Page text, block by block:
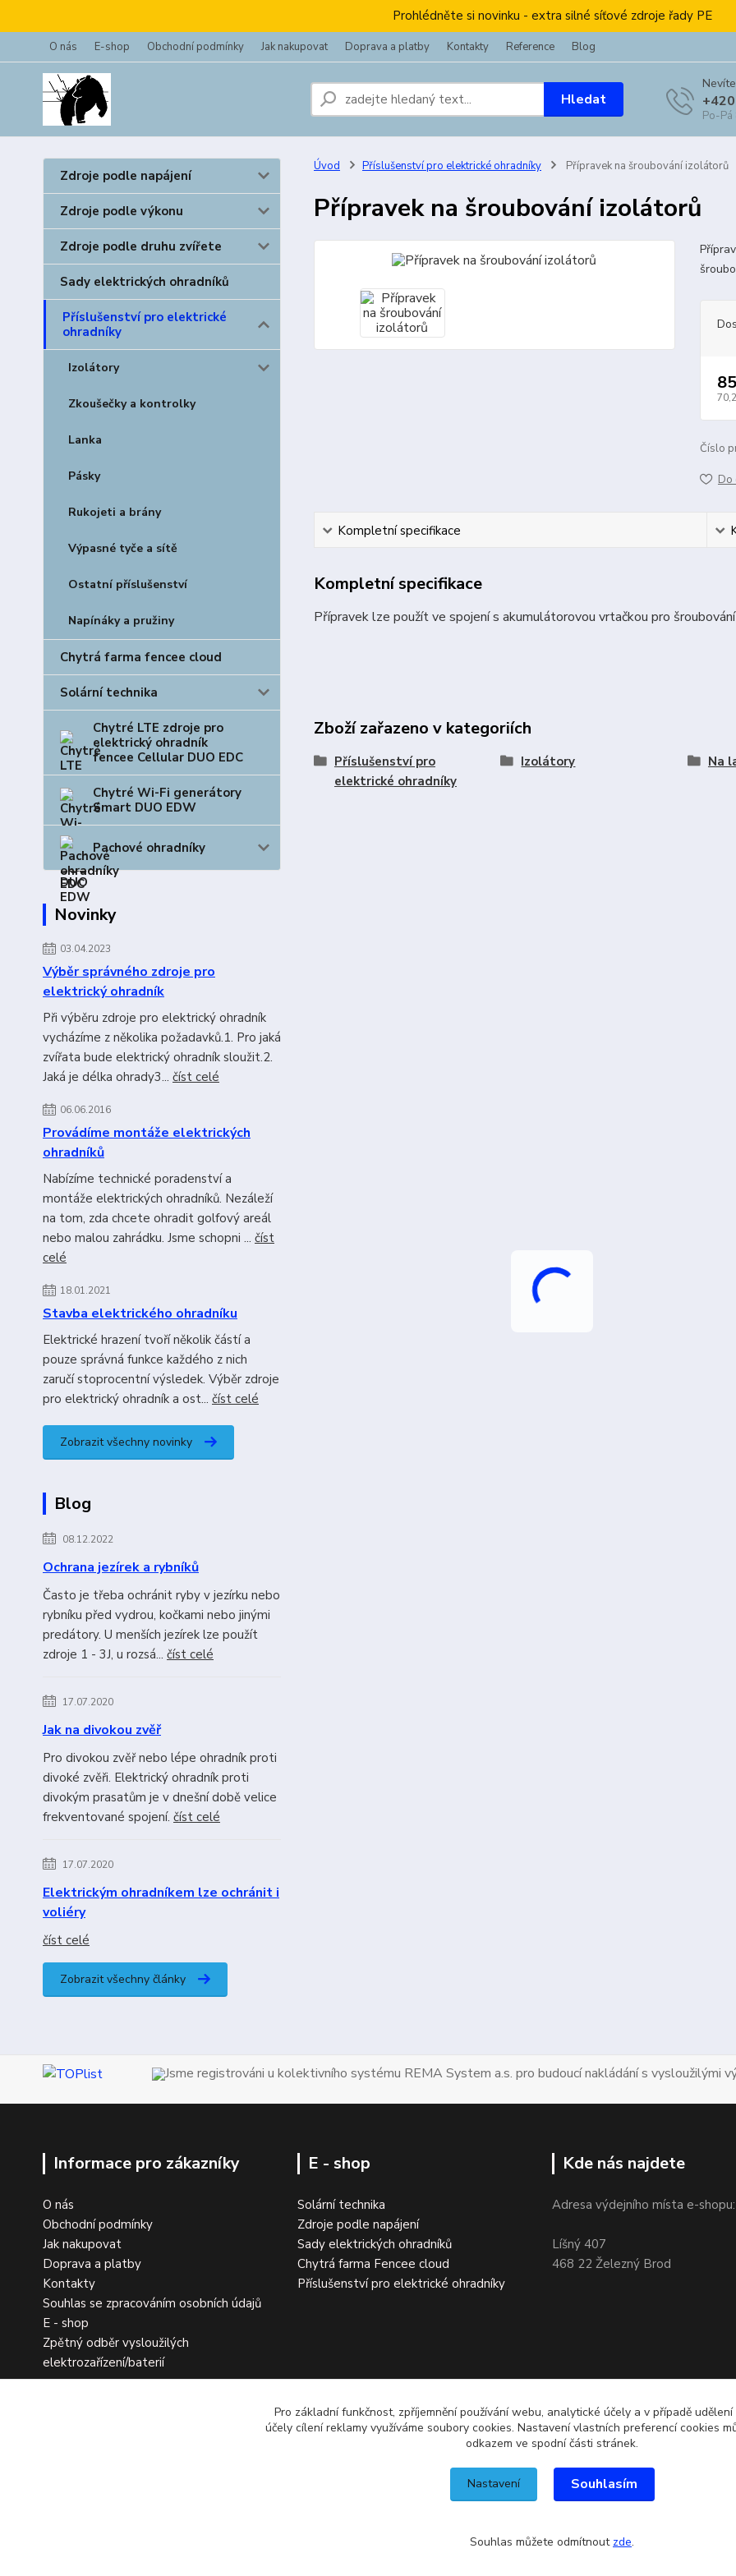
Prohlédněte si novinku - extra silné síťové zdroje řady PE
O nás E-shop Obchodní podmínky Jak nakupovat Doprava a platby Kontakty Reference Blog
Hledat
Po-
Zdroje podle napájení
Zdroje podle výkonu
Zdroje podle druhu zvířete
Sady elektrických ohradníků
Příslušenství pro elektrické
ohradníky
Izolátory
Zkoušečky a kontrolky
Lanka
Pásky
Rukojeti a brány
Výpasné tyče a sítě
Ostatní příslušenství
Napínáky a pružiny
Chytrá farma fencee cloud
Solární technika
Chytré LTE zdroje pro
elektrický ohradník
fencee Cellular DUO EDC
Chytré Wi-Fi generátory
Smart DUO EDW
Pachové ohradníky
Novinky
03.04.2023
Výběr správného zdroje pro
elektrický ohradník
Při výběru zdroje pro elektrický ohradník
vycházíme z několika požadavků.1. Pro jaká
zvířata bude elektrický ohradník sloužit.2.
Jaká je délka ohrady3... číst celé
06.06.2016
Provádíme montáže elektrických
ohradníků
Nabízíme technické poradenství a
montáže elektrických ohradníků. Nezáleží
na tom, zda chcete ohradit golfový areál
nebo malou zahrádku. Jsme schopni ... číst
celé
18.01.2021
Stavba elektrického ohradníku
Elektrické hrazení tvoří několik částí a
pouze správná funkce každého z nich
zaručí stoprocentní výsledek. Výběr zdroje
pro elektrický ohradník a ost... číst celé
Zobrazit všechny novinky
Blog
08.12.2022
Ochrana jezírek a rybníků
Často je třeba ochránit ryby v jezírku nebo
rybníku před vydrou, kočkami nebo jinými
predátory. U menších jezírek lze použít
zdroje 1 - 3J, u rozsá... číst celé
17.07.2020
Jak na divokou zvěř
Pro divokou zvěř nebo lépe ohradník proti
divoké zvěři. Elektrický ohradník proti
divokým prasatům je v dnešní době velice
frekventované spojení. číst celé
17.07.2020
Elektrickým ohradníkem lze ochránit i
voliéry
číst celé
Zobrazit všechny články
Úvod Příslušenství pro elektrické ohradníky Přípravek na šroubování izolátorů
Přípravek na šroubování izolátorů
Číslo
Do
Kompletní specifikace
Kompletní specifikace
Přípravek lze použít ve spojení s akumulátorovou vrtačkou pro
Zboží zařazeno v kategoriích
Příslušenství pro
elektrické ohradníky
Izolátory Na
Jsme registrováni u kolektivního systému REMA System a.s. pro budoucí nakládání s vysloužilými
Informace pro zákazníky
O nás
Obchodní podmínky
Jak nakupovat
Doprava a platby
Kontakty
Souhlas se zpracováním osobních údajů
E - shop
Zpětný odběr vysloužilých
elektrozařízení/baterií
E - shop
Solární technika
Zdroje podle napájení
Sady elektrických ohradníků
Chytrá farma Fencee cloud
Příslušenství pro elektrické ohradníky
Kde nás najdete
Adresa výdejního místa e-shopu:
Líšný 407
468 22 Železný Brod
Pro základní funkčnost, zpříjemnění používání webu, analytické účely a v případě
účely cílení reklamy využíváme soubory cookies. Nastavení vlastních preferencí cookies
odkazem ve spodní části stránek.
Nastavení Souhlasím
Souhlas můžete odmítnout zde.